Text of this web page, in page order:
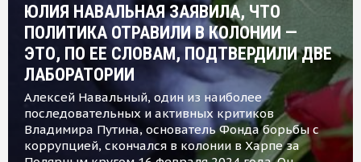
ЮЛИЯ НАВАЛЬНАЯ ЗАЯВИЛА, ЧТО
ПОЛИТИКА ОТРАВИЛИ В КОЛОНИИ —
ЭТО, ПО ЕЕ СЛОВАМ, ПОДТВЕРДИЛИ ДВЕ
ЛАБОРАТОРИИ
Алексей Навальный, один из наиболее
последовательных и активных критиков
Владимира Путина, основатель Фонда борьбы с
коррупцией, скончался в колонии в Харпе за